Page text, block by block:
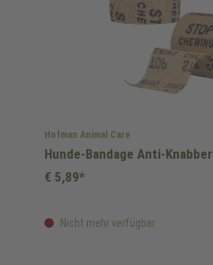
Hofman Animal Care
Hunde-Bandage Anti-Knabber
Nicht mehr verfügbar
€ 5,89*